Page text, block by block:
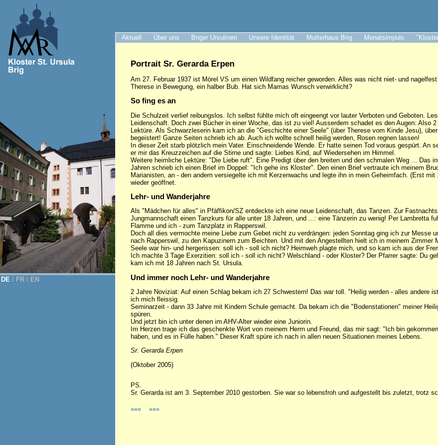
Aktuell Über uns Briger Ursulinen Unsere Identität Mutterhaus Brig Monatsimpuls
DE FR EN
Portrait Sr. Gerarda Erpen
Am 27. Februar 1937 ist Mörel VS um einen Wildfang reicher geworden. Alles was nicht niet- und
Therese in Bewegung, ein halber Bub. Hat sich Mamas Wunsch verwirklicht?
So fing es an
Die Schulzeit verlief reibungslos. Ich selbst fühlte mich oft eingeengt vor lauter Verboten und Geboten.
Leidenschaft. Doch zwei Bücher in einer Woche, das ist zu viel! Ausserdem schadet es den Augen: Also
Lektüre. Als Schwarzleserin kam ich an die "Geschichte einer Seele" (über Therese vom Kinde Jesu),
begeistert! Ganze Seiten schrieb ich ab. Auch ich wollte schnell heilig werden, Rosen regnen lassen!
In dieser Zeit starb plötzlich mein Vater. Einschneidende Wende. Er hatte seinen Tod voraus gespürt. An
er mir das Kreuzzeichen auf die Stirne und sagte: Liebes Kind, auf Wiedersehen im Himmel.
Weitere heimliche Lektüre: "Die Liebe ruft". Eine Predigt über den breiten und den schmalen Weg ... Das
Jahren schrieb ich einen Brief im Doppel: "Ich gehe ins Kloster". Den einen Brief vertraute ich meinem
Marianisten, an - den andern versiegelte ich mit Kerzenwachs und legte ihn in mein Geheimfach. (Erst mit
wieder geöffnet.
Lehr- und Wanderjahre
Als "Mädchen für alles" in Pfäffikon/SZ entdeckte ich eine neue Leidenschaft, das Tanzen. Zur
Jungmannschaft einen Tanzkurs für alle unter 18 Jahren, und ...: eine Tänzerin zu wenig! Per Lambretta
Flamme und ich - zum Tanzplatz in Rapperswil.
Doch all dies vermochte meine Liebe zum Gebet nicht zu verdrängen: jeden Sonntag ging ich zur Messe
nach Rapperswil, zu den Kapuzinern zum Beichten. Und mit den Angestellten hielt ich in meinem Zimmer
Seele war hin- und hergerissen: soll ich - soll ich nicht? Heimweh plagte mich, und so kam ich aus der
Ich machte 3 Tage Exerzitien: soll ich - soll ich nicht? Welschland - oder Kloster? Der Pfarrer sagte: Du
kam ich mit 18 Jahren nach St. Ursula.
Und immer noch Lehr- und Wanderjahre
2 Jahre Noviziat: Auf einen Schlag bekam ich 27 Schwestern! Das war toll. "Heilig werden - alles andere
ich mich fleissig.
Seminarzeit - dann 33 Jahre mit Kindern Schule gemacht. Da bekam ich die "Bodenstationen" meiner
spüren.
Und jetzt bin ich unter denen im AHV-Alter wieder eine Juniorin.
Im Herzen trage ich das geschenkte Wort von meinem Herrn und Freund, das mir sagt: "Ich bin
haben, und es in Fülle haben." Dieser Kraft spüre ich nach in allen neuen Situationen meines Lebens.
Sr. Gerarda Erpen
(Oktober 2005)
PS.
Sr. Gerarda ist am 3. September 2010 gestorben. Sie war so lebensfroh und aufgestellt bis zuletzt, trotz
««« »»»